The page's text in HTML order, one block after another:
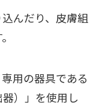
んだり、皮膚組
用の器具である
）」を使用し